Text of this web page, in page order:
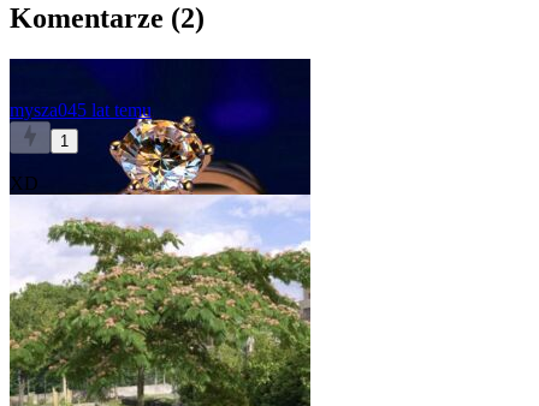
Komentarze (2)
mysza045 lat temu
1
XD